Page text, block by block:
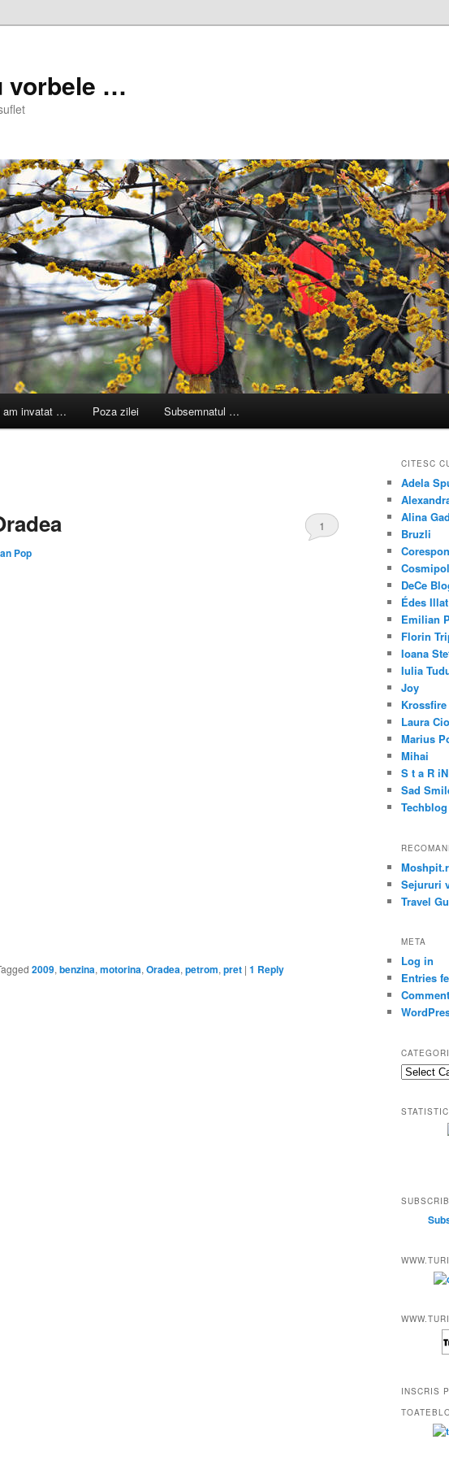
vorbele …
am invatat … Poza zilei Subsemnatul …
Pop
1
2009, benzina, motorina, Oradea, petrom, pret | 1 Reply
CITESC
Adela
Alina
Bruzli
DeCe
Édes Illat
Emilian
Florin
Ioana
Iulia
Joy
Krossfire
Laura
Marius
Mihai
S t a R
Sad
Techblog
Sejururi
Travel
META
Log in
Entries
Categorii
INSCRIS